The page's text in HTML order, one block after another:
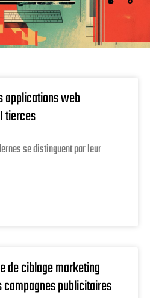
applications web
tierces
se distinguent par leur
de ciblage marketing
publicitaires